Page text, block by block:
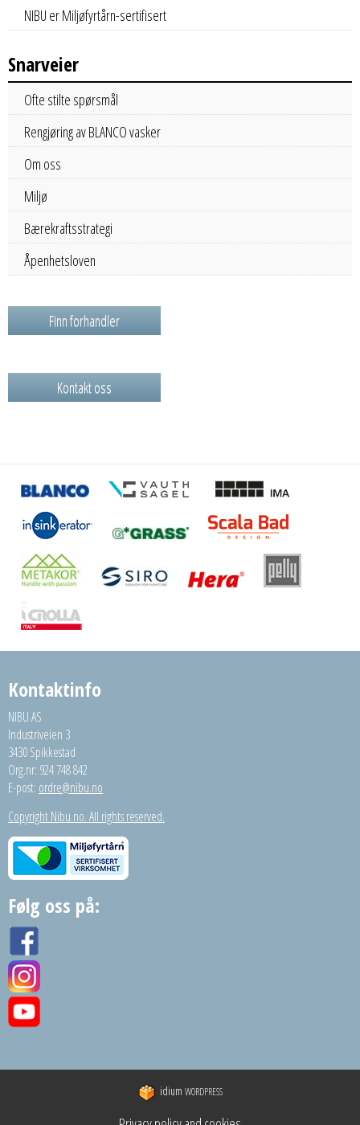
NIBU er Miljøfyrtårn-sertifisert
Snarveier
Ofte stilte spørsmål
Rengjøring av BLANCO vasker
Om oss
Miljø
Bærekraftsstrategi
Åpenhetsloven
Finn forhandler
Kontakt oss
Kontaktinfo
NIBU AS
Industriveien 3
3430 Spikkestad
Org.nr: 924 748 842
E-post: ordre@nibu.no
Copyright Nibu.no. All rights reserved.
Følg oss på:
idium WORDPRESS